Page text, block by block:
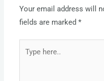
Your email address will
fields are marked*